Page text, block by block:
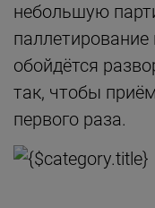
небольшую
паллетирование
обойдётся
так, чтобы
первого раза.